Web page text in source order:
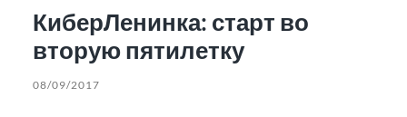
КиберЛенинка: старт во
вторую пятилетку
08/09/2017